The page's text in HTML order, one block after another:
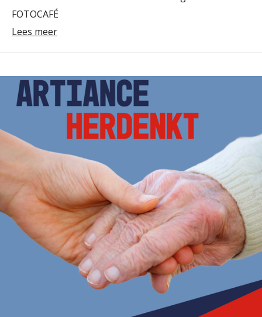
FOTOCAFÉ
Lees meer